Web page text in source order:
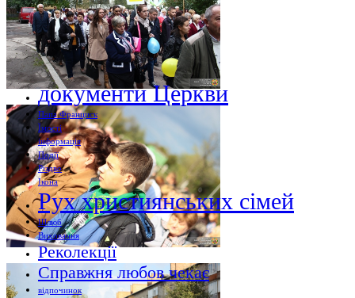
документи Церкви
Папа Франциск
Їмості
інформація
Події
Різдво
Ікона
Рух християнських сімей
Шлюб
Виховання
Реколекції
Справжня любов чекає
відпочинок